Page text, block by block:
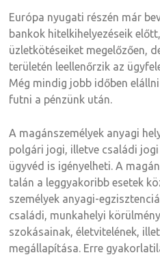
Európa nyugati részén már
bankok hitelkihelyezéseik
üzletkötéseiket megelőzően,
területén leellenőrzik az
Még mindig jobb időben
futni a pénzünk után.
A magánszemélyek anyagi
polgári jogi, illetve családi
ügyvéd is igényelheti. A
talán a leggyakoribb esetek
személyek anyagi-
családi, munkahelyi
szokásainak, életvitelének,
megállapítása. Erre